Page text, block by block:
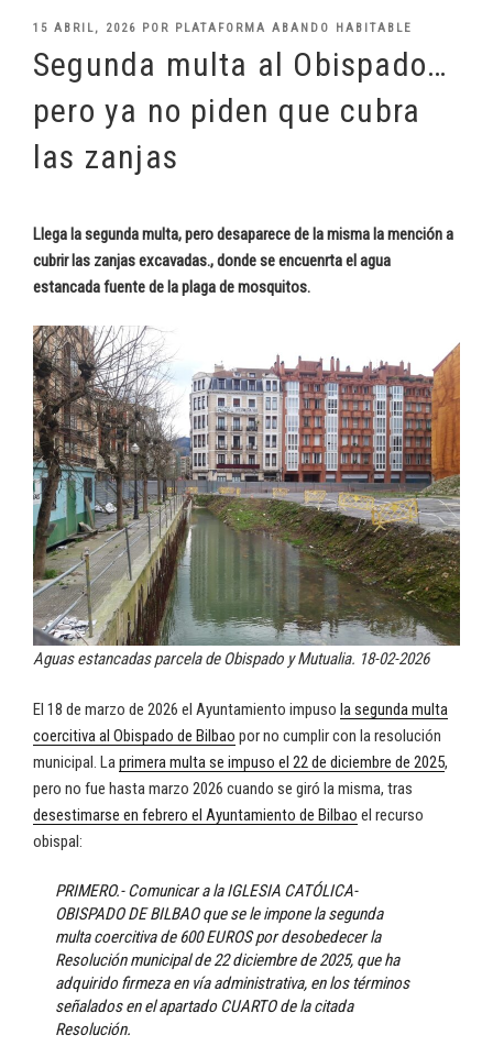
PUBLICADO
15 ABRIL, 2026 POR PLATAFORMA ABANDO HABITABLE
Segunda multa al Obispado…
pero ya no piden que cubra
las zanjas
Llega la segunda multa, pero desaparece de la misma la mención a
cubrir las zanjas excavadas., donde se encuenrta el agua
estancada fuente de la plaga de mosquitos.
Aguas estancadas parcela de Obispado y Mutualia. 18-02-2026
El 18 de marzo de 2026 el Ayuntamiento impuso la segunda multa
coercitiva al Obispado de Bilbao por no cumplir con la resolución
municipal. Laprimera multa se impuso el 22 de diciembre de 2025,
pero no fue hasta marzo 2026 cuando se giró la misma, tras
desestimarse en febrero el Ayuntamiento de Bilbao el recurso
obispal:
PRIMERO.- Comunicar a la IGLESIA CATÓLICA-
OBISPADO DE BILBAO que se le impone la segunda
multa coercitiva de 600 EUROS por desobedecer la
Resolución municipal de 22 diciembre de 2025, que ha
adquirido firmeza en vía administrativa, en los términos
señalados en el apartado CUARTO de la citada
Resolución.